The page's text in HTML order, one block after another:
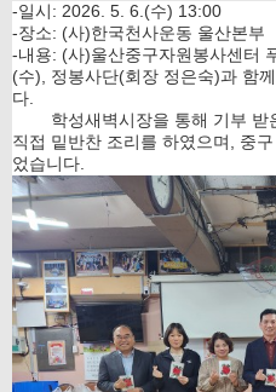
-일시: 2026. 5. 6.(수) 13:00
-장소: (사)한국천사운동 울산본부
-내용: (사)울산중구자원봉사센터
(수), 정봉사단(회장 정은숙)과 함
다.
학성새벽시장을 통해 기부 받
직접 밑반찬 조리를 하였으며, 중
었습니다.